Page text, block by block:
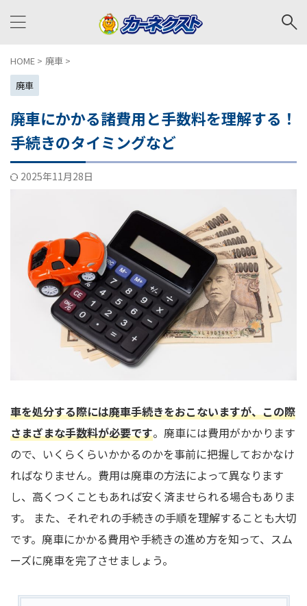
HOME > 廃車 >
廃車
廃車にかかる諸費用と手数料を理解する！
手続きのタイミングなど
2025年11月28日
車を処分する際には廃車手続きをおこないますが、この際
さまざまな手数料が必要です。廃車には費用がかかります
ので、いくらくらいかかるのかを事前に把握しておかなけ
ればなりません。費用は廃車の方法によって異なります
し、高くつくこともあれば安く済ませられる場合もありま
す。 また、それぞれの手続きの手順を理解することも大切
です。廃車にかかる費用や手続きの進め方を知って、スム
ーズに廃車を完了させましょう。